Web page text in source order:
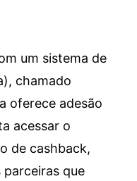
um sistema de
chamado
oferece adesão
acessar o
de cashback,
parceiras que